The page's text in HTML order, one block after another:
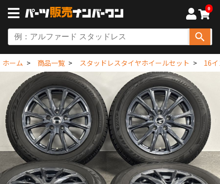
0
ホーム 商品一覧 スタッドレスタイヤホイールセット 16